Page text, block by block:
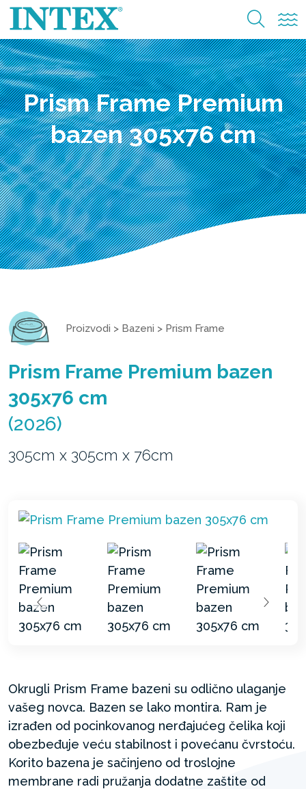
Prism Frame Premium
bazen 305x76 cm
Proizvodi > Bazeni > Prism Frame
Prism Frame Premium bazen
305x76 cm
(2026)
305cm x 305cm x 76cm
Okrugli Prism Frame bazeni su odlično ulaganje
vašeg novca. Bazen se lako montira. Ram je
izrađen od pocinkovanog nerđajućeg čelika koji
obezbeđuje veću stabilnost i povećanu čvrstoću.
Korito bazena je sačinjeno od troslojne
membrane radi pružanja dodatne zaštite od